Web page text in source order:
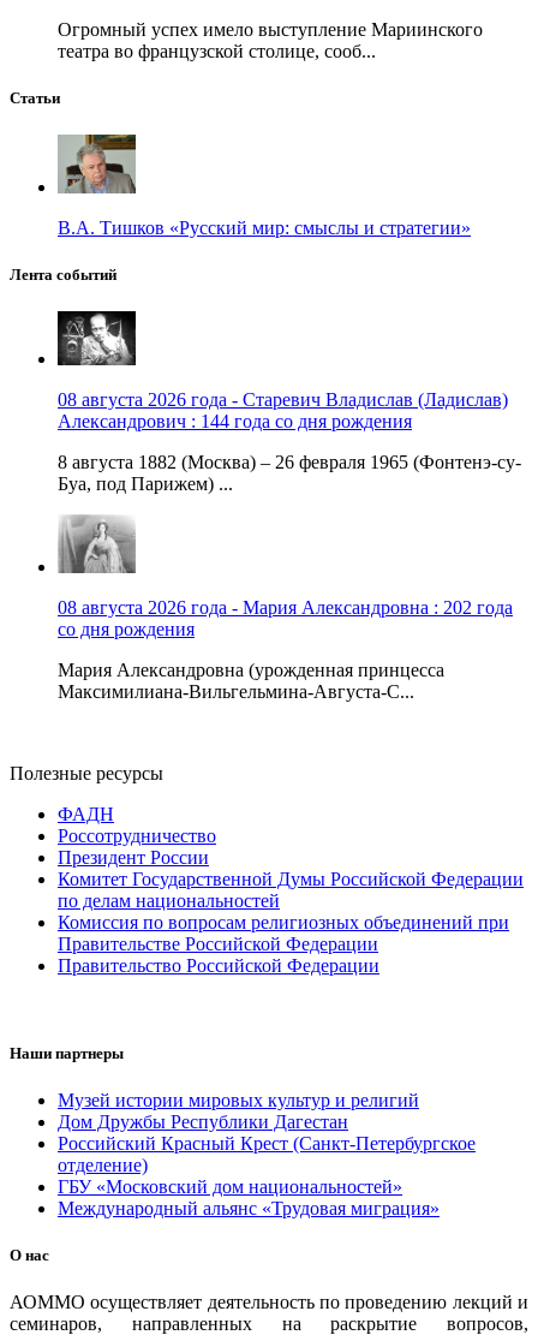
Огромный успех имело выступление Мариинского
театра во французской столице, сооб...
Статьи
В.А. Тишков «Русский мир: смыслы и стратегии»
Лента событий
08 августа 2026 года - Старевич Владислав (Ладислав)
Александрович : 144 года со дня рождения
8 августа 1882 (Москва) – 26 февраля 1965 (Фонтенэ-су-
Буа, под Парижем) ...
08 августа 2026 года - Мария Александровна : 202 года
со дня рождения
Мария Александровна (урожденная принцесса
Максимилиана-Вильгельмина-Августа-С...
Полезные ресурсы
ФАДН
Россотрудничество
Президент России
Комитет Государственной Думы Российской Федерации
по делам национальностей
Комиссия по вопросам религиозных объединений при
Правительстве Российской Федерации
Правительство Российской Федерации
Наши партнеры
Музей истории мировых культур и религий
Дом Дружбы Республики Дагестан
Российский Красный Крест (Санкт-Петербургское
отделение)
ГБУ «Московский дом национальностей»
Международный альянс «Трудовая миграция»
О нас
АОММО осуществляет деятельность по проведению лекций и
семинаров, направленных на раскрытие вопросов,